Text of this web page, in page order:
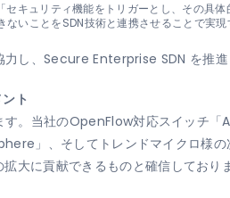
セキュリティ機能をトリガーとし、その
いことをSDN技術と連携させることで実
し、Secure Enterprise SDN を推進
ト
す。当社のOpenFlow対応スイッチ
」、そしてトレンドマイクロ様
大に貢献できるものと確信しておりま